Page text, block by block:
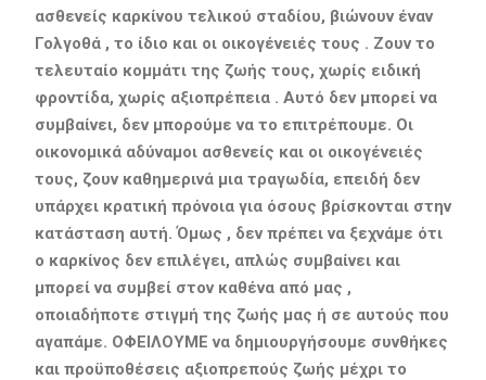
ασθενείς καρκίνου τελικού σταδίου, βιώνουν έναν
Γολγοθά , το ίδιο και οι οικογένειές τους . Ζουν το
τελευταίο κομμάτι της ζωής τους, χωρίς ειδική
φροντίδα, χωρίς αξιοπρέπεια . Αυτό δεν μπορεί να
συμβαίνει, δεν μπορούμε να το επιτρέπουμε. Οι
οικονομικά αδύναμοι ασθενείς και οι οικογένειές
τους, ζουν καθημερινά μια τραγωδία, επειδή δεν
υπάρχει κρατική πρόνοια για όσους βρίσκονται στην
κατάσταση αυτή. Όμως , δεν πρέπει να ξεχνάμε ότι
ο καρκίνος δεν επιλέγει, απλώς συμβαίνει και
μπορεί να συμβεί στον καθένα από μας ,
οποιαδήποτε στιγμή της ζωής μας ή σε αυτούς που
αγαπάμε. ΟΦΕΙΛΟΥΜΕ να δημιουργήσουμε συνθήκες
και προϋποθέσεις αξιοπρεπούς ζωής μέχρι το